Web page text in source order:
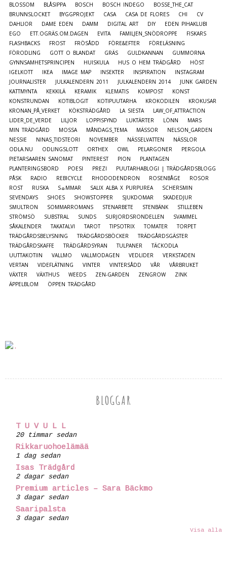
BLOSSOM
BLÅSIPPA BOSCH BOSCH INDEGO
BOSSE_THE_CAT
BRUNNSLOCKET
BYGGPROJEKT CASA CASA DE FLORES CHI
CV
DAHLIOR
DAME EDEN DAMM DIGITAL ART DIY
EDEN PIHAKLUBI
EGO
ETT.OGRÄS.OM.DAGEN EVITA FAMILJEN_SNÖDROPPE
FISKARS
FLASHBACKS
FROST FRÖSÅDD FÖRE&EFTER
FÖRELÄSNING
FÖRODLING
GOTT O BLANDAT GRÄS GULDKANNAN
GUMMORNA
GYNNSAMHETSPRINCIPEN
HUISKULA HUS O HEM TRÄDGÅRD
HÖST
IGELKOTT
IKEA IMAGE MAP INSEKTER INSPIRATION
INSTAGRAM
JOURNALISTER
JULKALENDERN 2011 JULKALENDERN 2014
JUNK GARDEN
KATTMYNTA
KEKKILÄ KERAMIK KLEMATIS KOMPOST
KONST
KONSTRUNDAN
KOTIBLOGIT KOTIPUUTARHA KROKODILEN
KROKUSAR
KRONAN_PÅ_VERKET
KÖKSTRÄDGÅRD LA SIESTA
LAW_OF_ATTRACTION
LIDER_DE_VERDE
LILJOR LOPPISFYND LUKTÄRTER LÖNN
MARS
MIN TRÄDGÅRD
MOSSA MÅNDAGS_TEMA MÄSSOR
NELSON_GARDEN
NESSIE
NINAS_TIDSTEORI NOVEMBER NÄSSELVATTEN
NÄSSLOR
ODLA.NU
ODLINGSLOTT ORTHEX OWL PELARGONER
PERGOLA
PIETARSAAREN SANOMAT
PINTEREST PION
PLANTAGEN
PLANTERINGSBORD
POESI PREZI
PUUTARHABLOGI | TRÄDGÅRDSBLOGG
PÅSK
RADIO REBICYCLE RHODODENDRON ROSENBÅGE
ROSOR
ROST
RUSKA S☼MMAR SALIX ALBA X PURPUREA
SCHERSMIN
SEVENDAYS
SHOES SHOWSTOPPER SJUKDOMAR
SKADEDJUR
SMULTRON
SOMMARROMANS STENARBETE STENBÄNK
STILLEBEN
STRÖMSÖ
SUBSTRAL SUNDS SURJORDSRONDELLEN
SVAMMEL
SÅKALENDER
TAKATALVI TAROT TIPSOTRIX TOMATER
TORPET
TRÄDGÅRDSBELYSNING
TRÄDGÅRDSBÖCKER
TRÄDGÅRDSGÄSTER
TRÄDGÅRDSKAFFE
TRÄDGÅRDSYRAN TULPANER
TÄCKODLA
UUTTAKOTIIN
VALLMO VALLMODAGEN VEDLIDER
VERKSTADEN
VERTAN
VIDEFLÄTNING VINTER VINTERSÅDD VÅR
VÅRBRUKET
VÄXTER
VÄXTHUS WEEDS ZEN-GARDEN ZENGROW
ZINK
ÄPPELBLOM
ÖPPEN TRÄDGÅRD
BLOGGAR
T U V U L L
20 timmar sedan
Rikkaruohoelämää
1 dag sedan
Isas Trädgård
2 dagar sedan
Premium articles – Sara Bäckmo
3 dagar sedan
Saaripalsta
3 dagar sedan
Visa alla